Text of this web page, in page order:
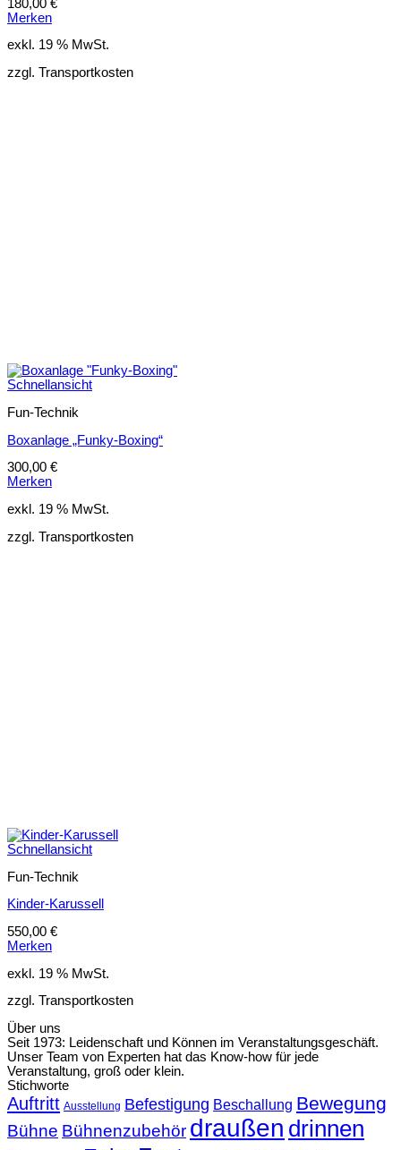
180,00 €
Merken
exkl. 19 % MwSt.
zzgl. Transportkosten
Schnellansicht
Fun-Technik
Boxanlage „Funky-Boxing“
300,00 €
Merken
exkl. 19 % MwSt.
zzgl. Transportkosten
Schnellansicht
Fun-Technik
Kinder-Karussell
550,00 €
Merken
exkl. 19 % MwSt.
zzgl. Transportkosten
Über uns
Seit 1973: Leidenschaft und Können im Veranstaltungsgeschäft.
Unser Team von Experten hat das Know-how für jede
Veranstaltung, groß oder klein.
Stichworte
Auftritt Ausstellung Befestigung Beschallung Bewegung
Bühne Bühnenzubehör draußen drinnen